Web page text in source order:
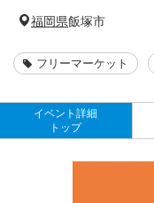
福岡県飯塚市
フリーマーケット
イベント詳細
トップ